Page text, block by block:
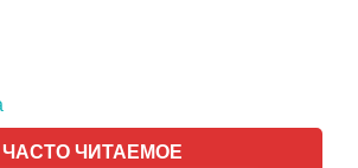
ЧАСТО ЧИТАЕМОЕ